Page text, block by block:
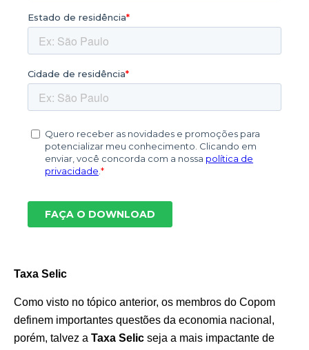
Taxa Selic
Como visto no tópico anterior, os membros do Copom
definem importantes questões da economia nacional,
porém, talvez a Taxa Selic seja a mais impactante de